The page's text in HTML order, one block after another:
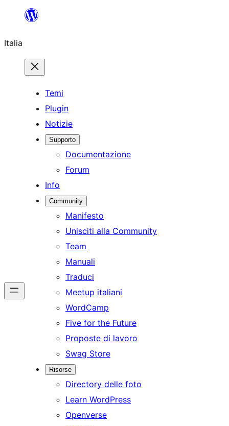
contenuto
Italia
Temi
Plugin
Notizie
Supporto
Documentazione
Forum
Info
Community
Manifesto
Unisciti alla Community
Team
Manuali
Traduci
Meetup italiani
WordCamp
Five for the Future
Proposte di lavoro
Swag Store
Risorse
Directory delle foto
Learn WordPress
Openverse